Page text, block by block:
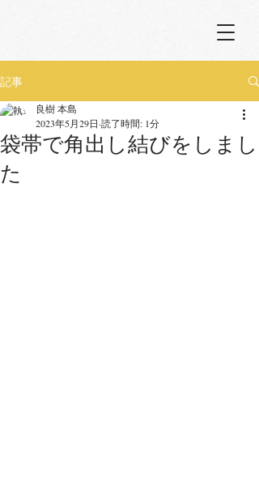
記事
袋帯で角出し結びをしまし
た
良樹 本島
2023年5月29日 読了時間: 1分